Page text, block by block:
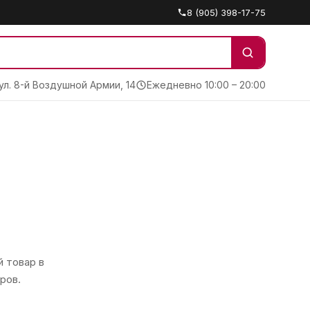
8 (905) 398-17-75
8-й Воздушной Армии, 14 Ежедневно 10:00 – 20:00
товар в